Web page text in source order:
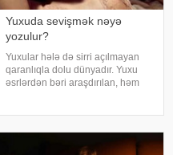
Yuxuda sevişmək nəyə
yozulur?
Yuxular hələ də sirri açılmayan
qaranlıqla dolu dünyadır. Yuxu
əsrlərdən bəri araşdırılan, həm
rəngarəng yuxular bəzən də